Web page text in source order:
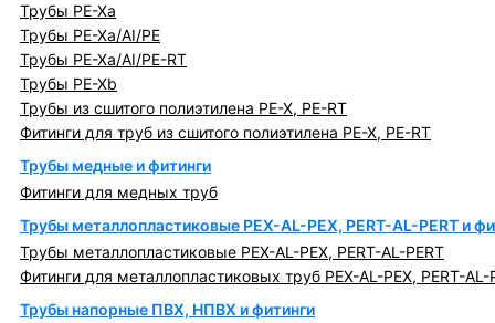
Трубы PE-Xa
Трубы PE-Xa/AI/PE
Трубы PE-Xa/AI/PE-RT
Трубы PE-Xb
Трубы из сшитого полиэтилена PE-X, PE-RT
Фитинги для труб из сшитого полиэтилена PE-X, PE-RT
Трубы медные и фитинги
Фитинги для медных труб
Трубы металлопластиковые PEX-AL-PEX, PERT-AL-PERT и
Трубы металлопластиковые PEX-AL-PEX, PERT-AL-PERT
Фитинги для металлопластиковых труб PEX-AL-PEX, PERT-AL-
Трубы напорные ПВХ, НПВХ и фитинги